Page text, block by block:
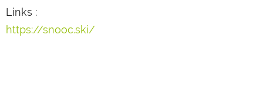
Links :
https://snooc.ski/